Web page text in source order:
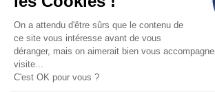
Livraison et paiement
Pour votre santé, ne grignotez pas